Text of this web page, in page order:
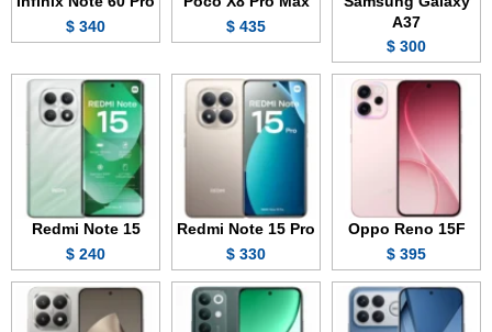
A37
300 $
435 $
340 $
Oppo Reno 15F
395 $
Redmi Note 15 Pro
330 $
Redmi Note 15
240 $